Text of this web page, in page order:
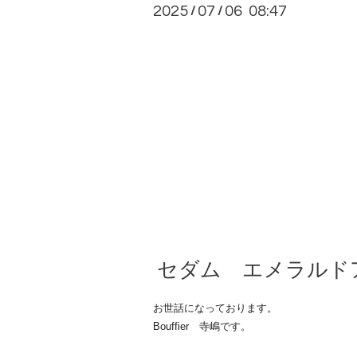
2025 / 07 / 06 08:47
セダム エメラル
お世話になっております。
Bouffier 寺嶋です。